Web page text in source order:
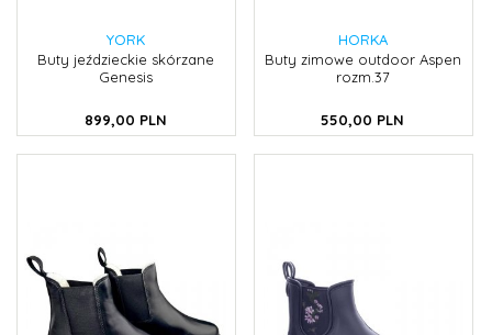
YORK
Buty jeździeckie skórzane
Genesis
899,00 PLN
HORKA
Buty zimowe outdoor Aspen
rozm.37
550,00 PLN